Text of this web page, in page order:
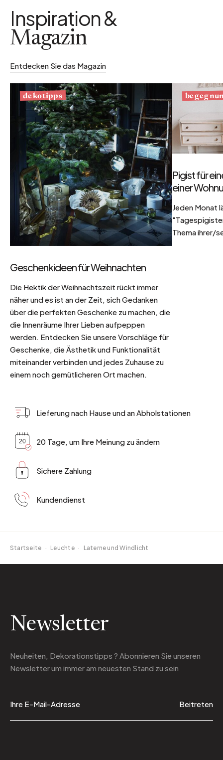
Inspiration &
Magazin
Entdecken Sie das Magazin
dekotipps
Geschenkideen für Weihnachten
Die Hektik der Weihnachtszeit rückt immer
näher und es ist an der Zeit, sich Gedanken
über die perfekten Geschenke zu machen, die
die Innenräume Ihrer Lieben aufpeppen
werden. Entdecken Sie unsere Vorschläge für
Geschenke, die Ästhetik und Funktionalität
miteinander verbinden und jedes Zuhause zu
einem noch gemütlicheren Ort machen.
Pigist für
einer
Jeden Monat
Thema ihrer/
Lieferung nach Hause und an Abholstationen
20 Tage, um Ihre Meinung zu ändern
Sichere Zahlung
Kundendienst
Startseite · Leuchte · Laterne und Windlicht
Newsletter
Neuheiten, Dekorationstipps ? Abonnieren Sie unseren
Newsletterum immer am neuesten Stand zu sein
Beitreten